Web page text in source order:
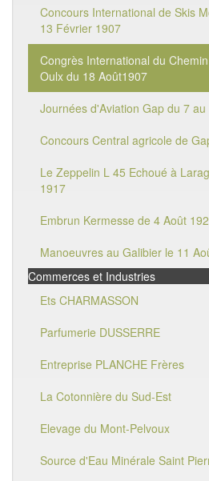
Concours International de Skis
13 Février 1907
Congrès International du
Oulx du 18 Août1907
Journées d'Aviation Gap du 7
Concours Central agricole de
Le Zeppelin L 45 Echoué à
1917
Embrun Kermesse de 4 Août
Manoeuvres au Galibier le 11
Commerces et Industries
Ets CHARMASSON
Parfumerie DUSSERRE
Entreprise PLANCHE Frères
La Cotonnière du Sud-Est
Elevage du Mont-Pelvoux
Source d'Eau Minérale Saint